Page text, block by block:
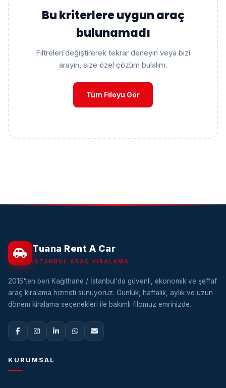
Bu kriterlere uygun araç
bulunamadı
Filtreleri değiştirerek tekrar deneyin veya bizi
arayın, size özel çözüm bulalım.
Tüm Filoyu Gör
Tuana Rent A Car
İSTANBUL ARAÇ KIRALAMA
2015'ten beri Kağıthane / İstanbul'da güvenli, ekonomik ve şeffaf
araç kiralama hizmeti sunuyoruz. Günlük, haftalık, aylık ve uzun
dönem kiralama seçenekleri ile bakımlı filomuz emrinizde.
KURUMSAL